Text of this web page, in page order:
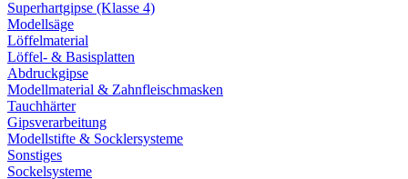
Superhartgipse (Klasse 4)
Modellsäge
Löffelmaterial
Löffel- & Basisplatten
Abdruckgipse
Modellmaterial & Zahnfleischmasken
Tauchhärter
Gipsverarbeitung
Modellstifte & Socklersysteme
Sonstiges
Sockelsysteme